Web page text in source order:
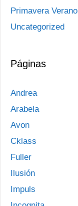
Primavera Verano
Uncategorized
Páginas
Andrea
Arabela
Avon
Cklass
Fuller
Ilusión
Impuls